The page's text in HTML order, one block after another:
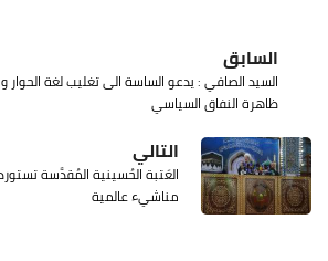
السابق
السيد الصافي : يدعو الساسة الى تغليب لغة الحوار
ظاهرة النفاق السياسي
التالي
العَتبة الحُسينية المُقدَّسة
مناشيء عالمية